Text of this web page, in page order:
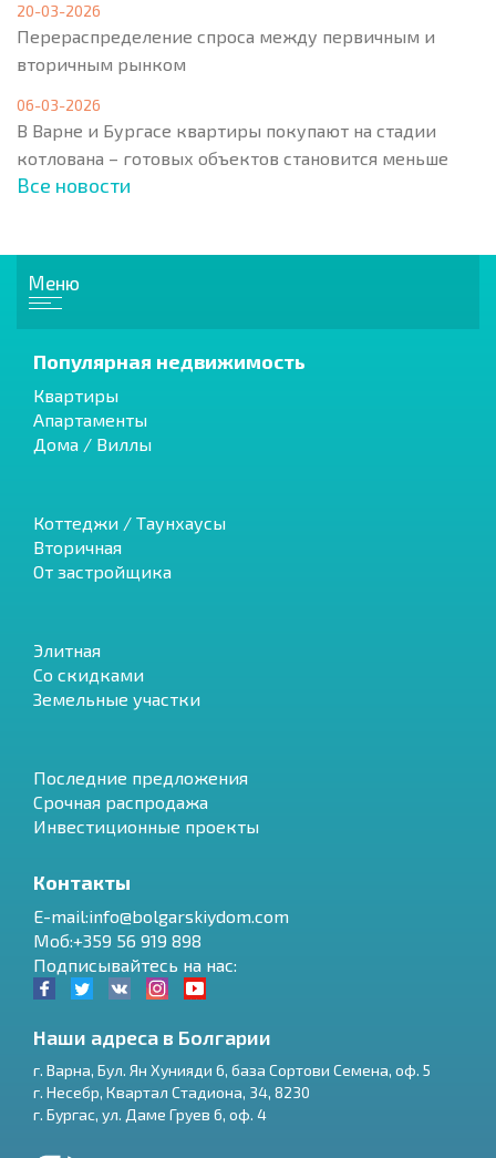
20-03-2026
Перераспределение спроса между первичным и
вторичным рынком
06-03-2026
В Варне и Бургасе квартиры покупают на стадии
котлована – готовых объектов становится меньше
Все новости
Меню
Популярная недвижимость
Квартиры
Апартаменты
Дома / Виллы
Коттеджи / Таунхаусы
Вторичная
От застройщика
Элитная
Со скидками
Земельные участки
Последние предложения
Срочная распродажа
Инвестиционные проекты
Контакты
E-mail:info@bolgarskiydom.com
Моб:+359 56 919 898
Подписывайтесь на нас:
Наши адреса в Болгарии
г. Варна, Бул. Ян Хунияди 6, база Сортови Семена, оф. 5
г. Несебр, Квартал Стадиона, 34, 8230
г. Бургас, ул. Даме Груев 6, оф. 4